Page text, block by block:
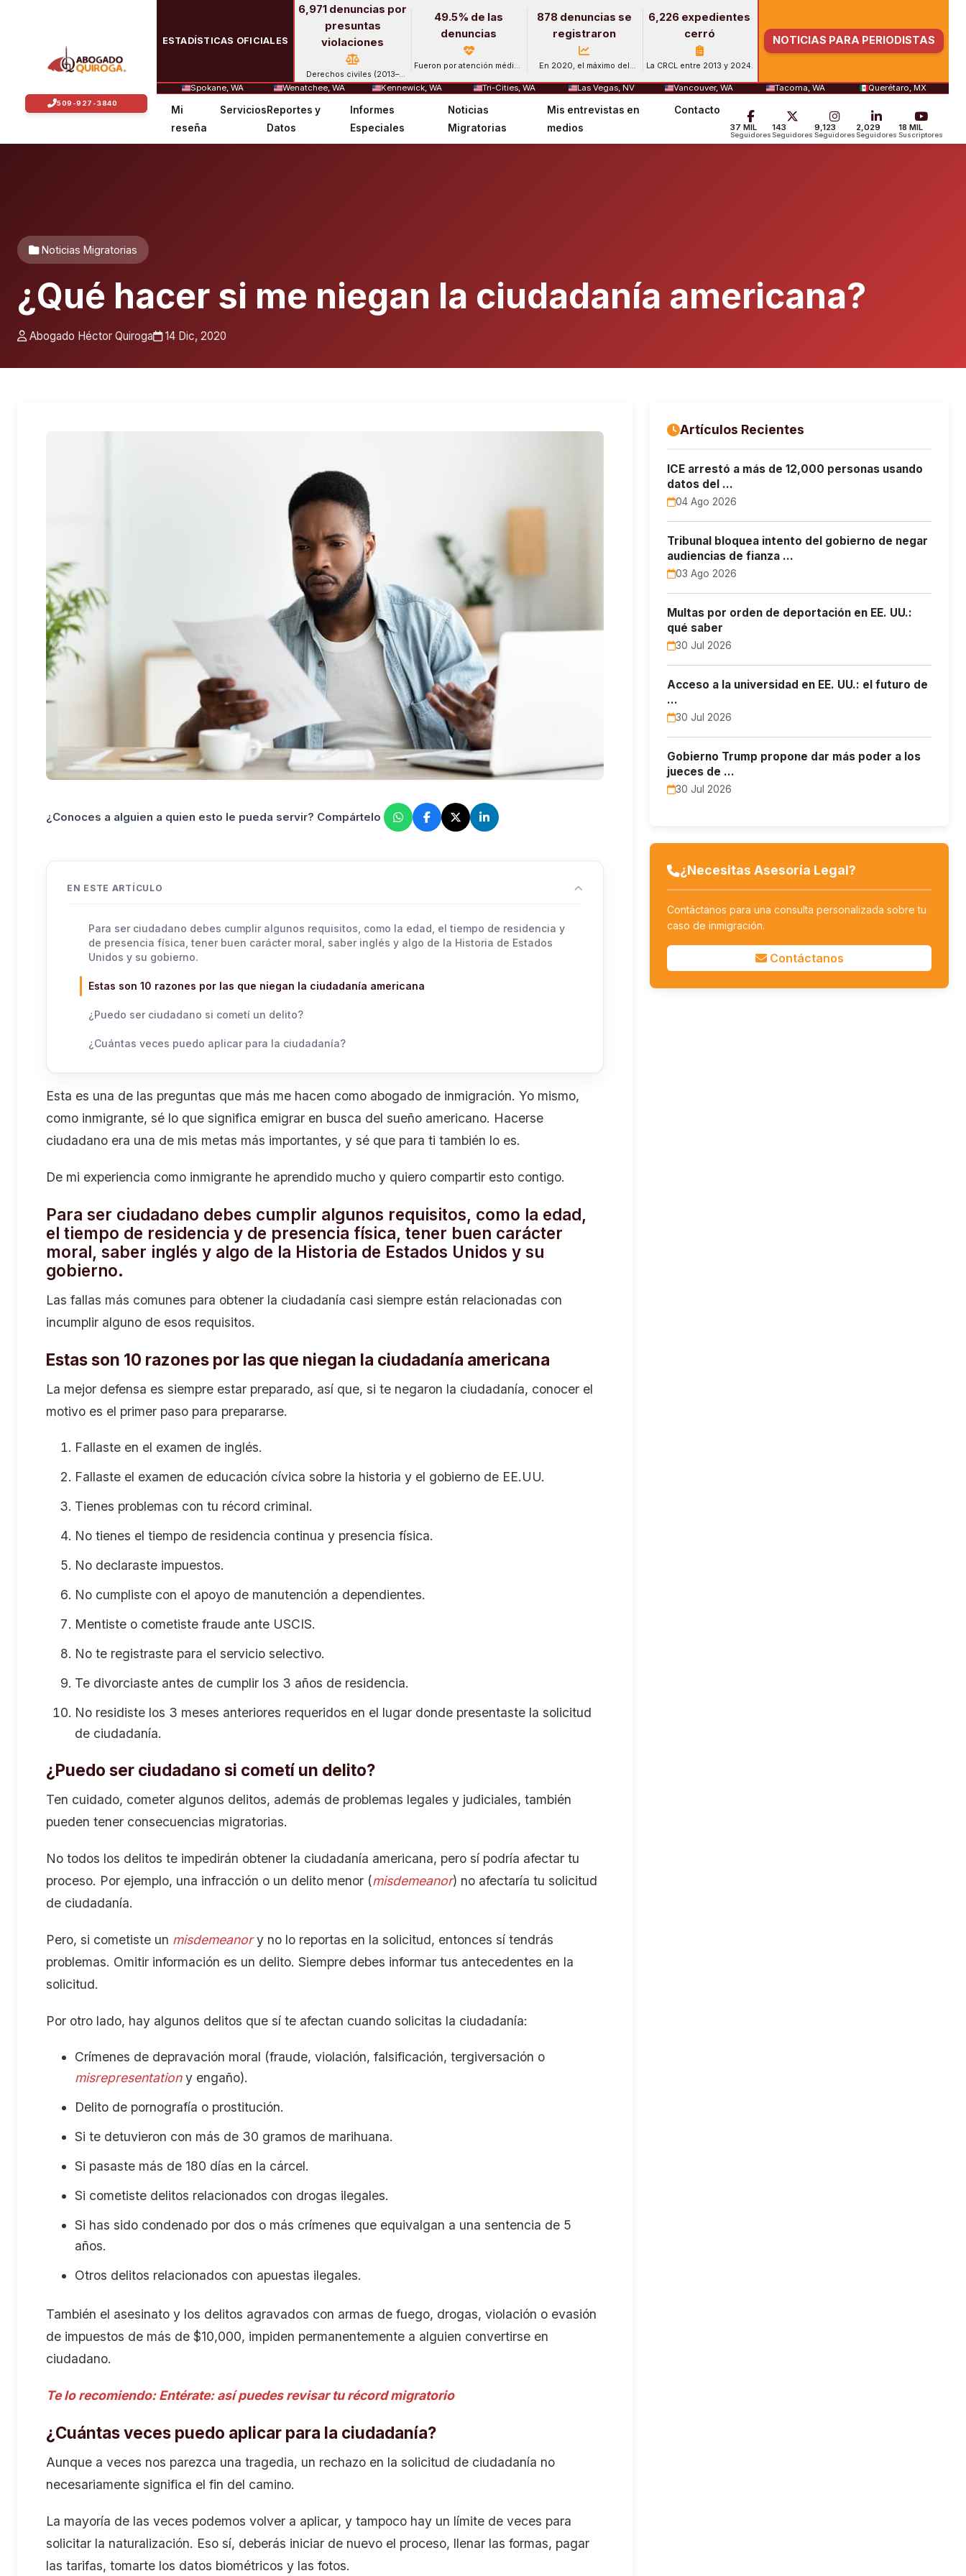
ESTADÍSTICAS OFICIALES
6,971 denuncias por
presuntas
violaciones
Derechos civiles (2013–
2024).
49.5% de las
denuncias
Fueron por atención médica
878 denuncias se
registraron
En 2020, el máximo del
6,226 expedientes
cerró
La CRCL entre 2013 y 2024.
NOTICIAS PARA PERIODISTAS
Spokane, WA Wenatchee, WA Kennewick, WA Tri-Cities, WA Las Vegas, NV Vancouver, WA Tacoma, WA Querétaro, MX
Mi
reseña
ServiciosReportes y
Datos
Informes
Especiales
Noticias
Migratorias
Mis entrevistas en
medios
Contacto
37 MIL
Seguidores
143
Seguidores
9,123
Seguidores
2,029
Seguidores
18 MIL
Suscriptores
Noticias Migratorias
¿Qué hacer si me niegan la ciudadanía americana?
Abogado Héctor Quiroga 14 Dic, 2020
¿Conoces a alguien a quien esto le pueda servir? Compártelo
EN ESTE ARTÍCULO
Para ser ciudadano debes cumplir algunos requisitos, como la edad, el tiempo de residencia y
de presencia física, tener buen carácter moral, saber inglés y algo de la Historia de Estados
Unidos y su gobierno.
Estas son 10 razones por las que niegan la ciudadanía americana
¿Puedo ser ciudadano si cometí un delito?
¿Cuántas veces puedo aplicar para la ciudadanía?
Esta es una de las preguntas que más me hacen como abogado de inmigración. Yo mismo,
como inmigrante, sé lo que significa emigrar en busca del sueño americano. Hacerse
ciudadano era una de mis metas más importantes, y sé que para ti también lo es.
De mi experiencia como inmigrante he aprendido mucho y quiero compartir esto contigo.
Para ser ciudadano debes cumplir algunos requisitos, como la edad,
el tiempo de residencia y de presencia física, tener buen carácter
moral, saber inglés y algo de la Historia de Estados Unidos y su
gobierno.
Las fallas más comunes para obtener la ciudadanía casi siempre están relacionadas con
incumplir alguno de esos requisitos.
Estas son 10 razones por las que niegan la ciudadanía americana
La mejor defensa es siempre estar preparado, así que, si te negaron la ciudadanía, conocer el
motivo es el primer paso para prepararse.
Fallaste en el examen de inglés.
Fallaste el examen de educación cívica sobre la historia y el gobierno de EE.UU.
Tienes problemas con tu récord criminal.
No tienes el tiempo de residencia continua y presencia física.
No declaraste impuestos.
No cumpliste con el apoyo de manutención a dependientes.
Mentiste o cometiste fraude ante USCIS.
No te registraste para el servicio selectivo.
Te divorciaste antes de cumplir los 3 años de residencia.
No residiste los 3 meses anteriores requeridos en el lugar donde presentaste la solicitud
de ciudadanía.
¿Puedo ser ciudadano si cometí un delito?
Ten cuidado, cometer algunos delitos, además de problemas legales y judiciales, también
pueden tener consecuencias migratorias.
No todos los delitos te impedirán obtener la ciudadanía americana, pero sí podría afectar tu
proceso. Por ejemplo, una infracción o un delito menor (misdemeanor) no afectaría tu solicitud
de ciudadanía.
Pero, si cometiste un misdemeanory no lo reportas en la solicitud, entonces sí tendrás
problemas. Omitir información es un delito. Siempre debes informar tus antecedentes en la
solicitud.
Por otro lado, hay algunos delitos que sí te afectan cuando solicitas la ciudadanía:
Crímenes de depravación moral (fraude, violación, falsificación, tergiversación o
misrepresentationy engaño).
Delito de pornografía o prostitución.
Si te detuvieron con más de 30 gramos de marihuana.
Si pasaste más de 180 días en la cárcel.
Si cometiste delitos relacionados con drogas ilegales.
Si has sido condenado por dos o más crímenes que equivalgan a una sentencia de 5
años.
Otros delitos relacionados con apuestas ilegales.
También el asesinato y los delitos agravados con armas de fuego, drogas, violación o evasión
de impuestos de más de $10,000, impiden permanentemente a alguien convertirse en
ciudadano.
Te lo recomiendo:Entérate: así puedes revisar tu récord migratorio
¿Cuántas veces puedo aplicar para la ciudadanía?
Aunque a veces nos parezca una tragedia, un rechazo en la solicitud de ciudadanía no
necesariamente significa el fin del camino.
La mayoría de las veces podemos volver a aplicar, y tampoco hay un límite de veces para
solicitar la naturalización. Eso sí, deberás iniciar de nuevo el proceso, llenar las formas, pagar
las tarifas, tomarte los datos biométricos y las fotos.
Artículos Recientes
ICE arrestó a más de 12,000 personas usando
datos del …
04 Ago 2026
Tribunal bloquea intento del gobierno de negar
audiencias de fianza …
03 Ago 2026
Multas por orden de deportación en EE. UU.:
qué saber
30 Jul 2026
Acceso a la universidad en EE. UU.: el futuro de
…
30 Jul 2026
Gobierno Trump propone dar más poder a los
jueces de …
30 Jul 2026
¿Necesitas Asesoría Legal?
Contáctanos para una consulta personalizada sobre tu
caso de inmigración.
Contáctanos